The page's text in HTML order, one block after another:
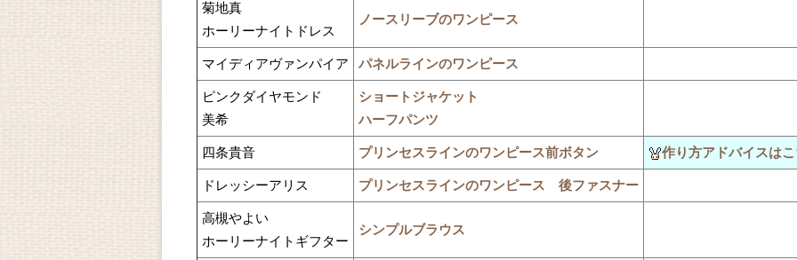
菊地真
ホーリーナイトドレス
ノースリーブのワンピース
マイディアヴァンパイア パネルラインのワンピース
ピンクダイヤモンド
美希
ショートジャケット
ハーフパンツ
四条貴音 プリンセスラインのワンピース前ボタン 作り方アドバイスは
ドレッシーアリス プリンセスラインのワンピース 後ファスナー
高槻やよい
ホーリーナイトギフター
シンプルブラウス